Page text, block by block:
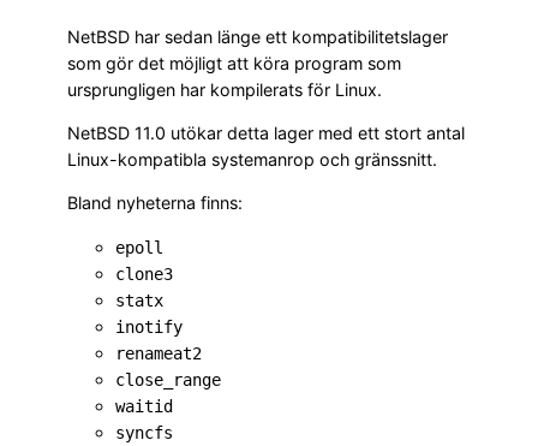
NetBSD har sedan länge ett kompatibilitetslager
som gör det möjligt att köra program som
ursprungligen har kompilerats för Linux.
NetBSD 11.0 utökar detta lager med ett stort antal
Linux-kompatibla systemanrop och gränssnitt.
Bland nyheterna finns:
epoll
clone3
statx
inotify
renameat2
close_range
waitid
syncfs